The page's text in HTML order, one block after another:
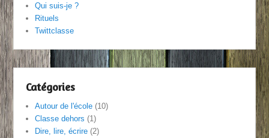
Qui suis-je ?
Rituels
Twittclasse
Catégories
Autour de l'école (10)
Classe dehors (1)
Dire, lire, écrire (2)